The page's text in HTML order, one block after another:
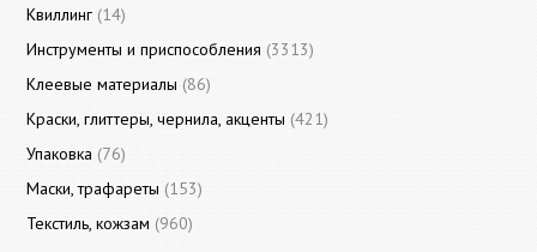
Квиллинг (14)
Инструменты и приспособления (3313)
Клеевые материалы (86)
Краски, глиттеры, чернила, акценты (421)
Упаковка (76)
Маски, трафареты (153)
Текстиль, кожзам (960)